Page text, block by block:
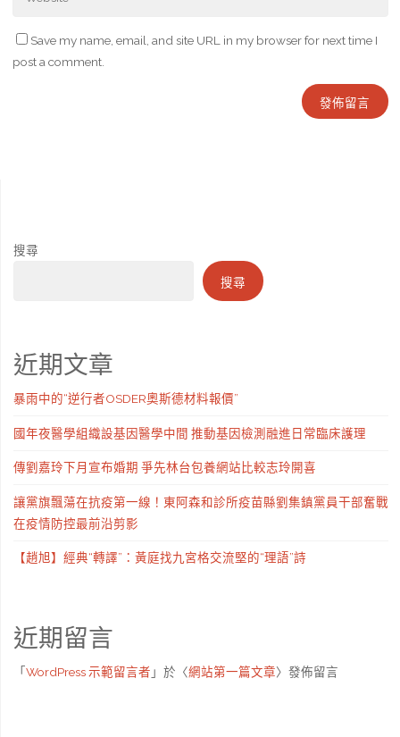
Save my name, email, and site URL in my browser for next time I
post a comment.
搜尋
搜尋
近期文章
暴雨中的“逆行者OSDER奧斯德材料報價”
國年夜醫學組織設基因醫學中間 推動基因檢測融進日常臨床護理
傳劉嘉玲下月宣布婚期 爭先林台包養網站比較志玲開喜
讓黨旗飄蕩在抗疫第一線！東阿森和診所疫苗縣劉集鎮黨員干部奮戰
在疫情防控最前沿剪影
【趙旭】經典“轉譯”：黃庭找九宮格交流堅的“理語”詩
近期留言
「 WordPress 示範留言者 」於〈網站第一篇文章〉發佈留言